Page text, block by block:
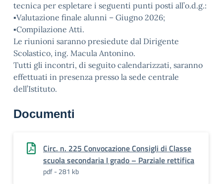
tecnica per espletare i seguenti punti posti all’o.d.g.:
▪Valutazione finale alunni – Giugno 2026;
▪Compilazione Atti.
Le riunioni saranno presiedute dal Dirigente
Scolastico, ing. Macula Antonino.
Tutti gli incontri, di seguito calendarizzati, saranno
effettuati in presenza presso la sede centrale
dell’Istituto.
Documenti
Circ. n. 225 Convocazione Consigli di Classe
scuola secondaria I grado – Parziale rettifica
pdf - 281 kb